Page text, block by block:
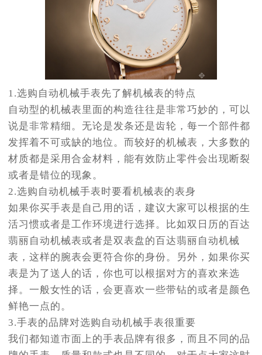
1.选购自动机械手表先了解机械表的特点
自动型的机械表里面的构造往往是非常巧妙的，可以
说是非常精细。无论是发条还是齿轮，每一个部件都
发挥着不可或缺的地位。而较好的机械表，大多数的
材质都是采用合金材料，能有效防止零件会出现断裂
或者是错位的现象。
2.选购自动机械手表时要看机械表的表身
如果你买手表是自己用的话，建议大家可以根据的生
活习惯或者是工作环境进行选择。比如双日历的百达
翡丽自动机械表或者是双表盘的百达翡丽自动机械
表，这样的腕表会更符合你的身份。另外，如果你买
表是为了送人的话，你也可以根据对方的喜欢来选
择。一般女性的话，会更喜欢一些带钻的或者是颜色
鲜艳一点的。
3.手表的品牌对选购自动机械手表很重要
我们都知道市面上的手表品牌有很多，而且不同的品